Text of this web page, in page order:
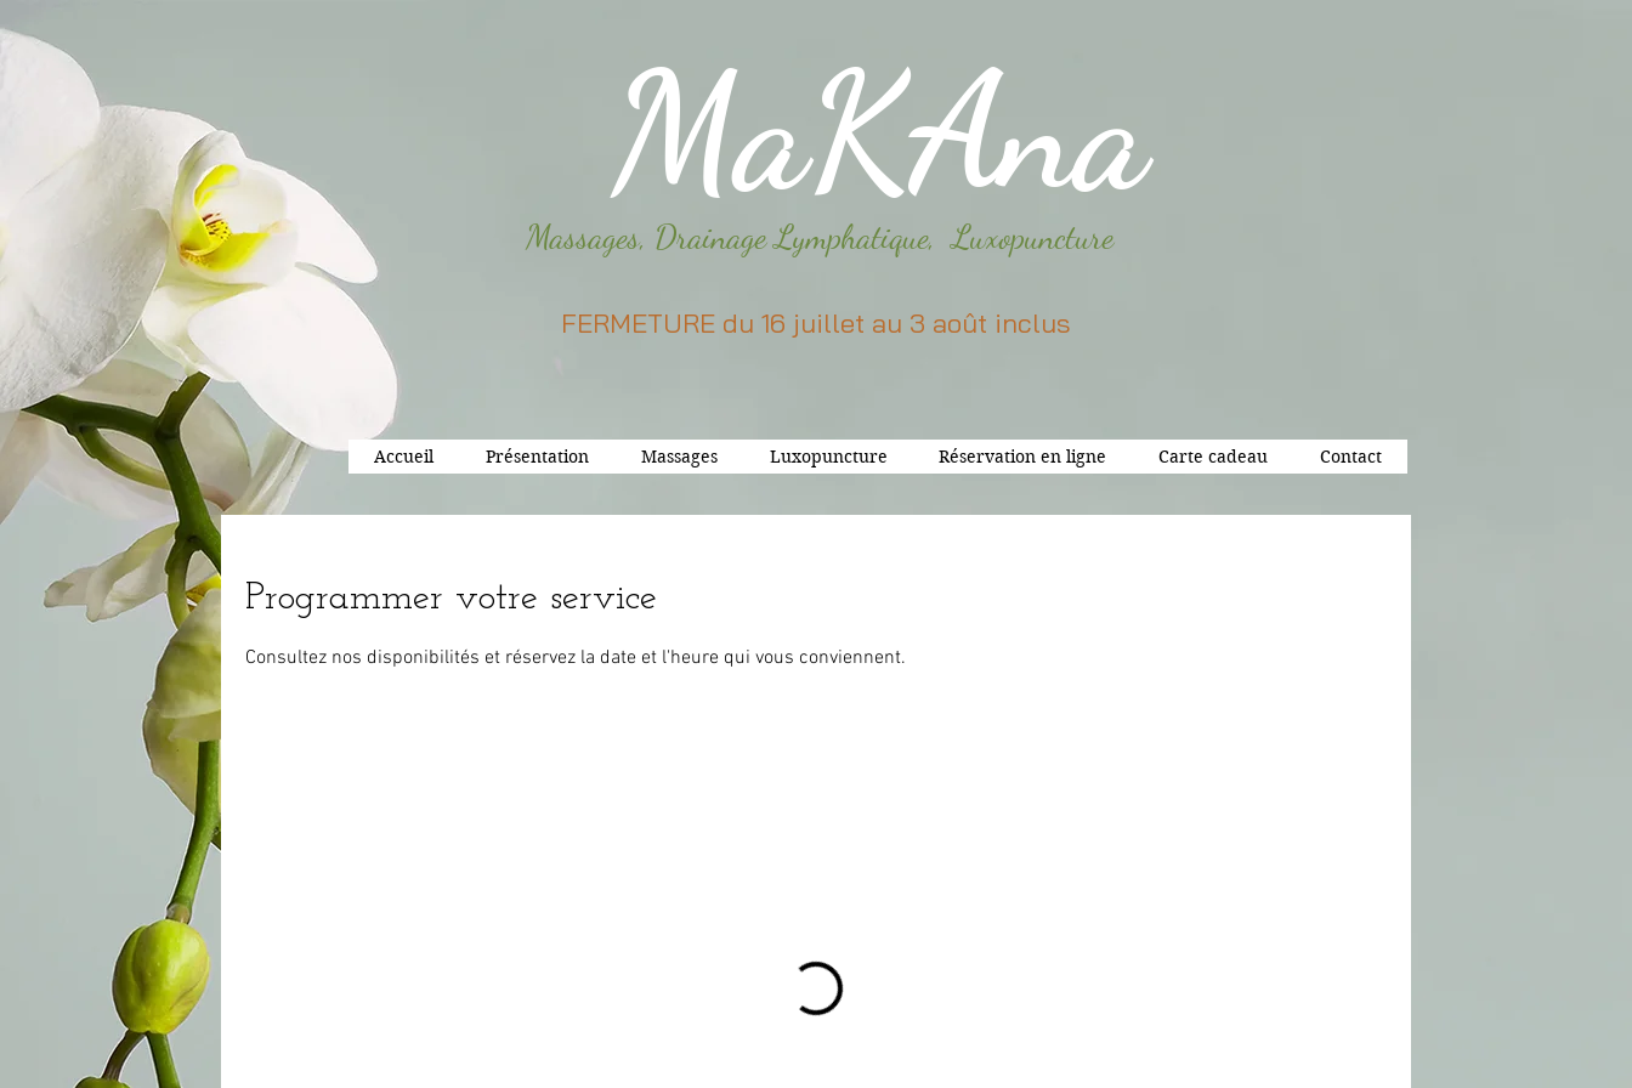
MaKAna
Massages, Drainage Lymphatique, Luxopuncture
​FERMETURE du 16 juillet au 3 août inclus​
Accueil Présentation Massages Luxopuncture Réservation en ligne Carte cadeau Contact
Programmer votre service
Consultez nos disponibilités et réservez la date et l'heure qui vous conviennent.